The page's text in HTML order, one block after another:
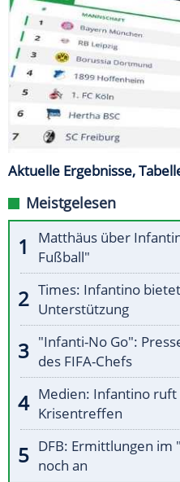
Aktuelle Ergebnisse,
Meistgelesen
Matthäus über
Fußball"
Times: Infantino
Unterstützung
"Infanti-No Go":
des FIFA-Chefs
Medien: Infantino ruft
Krisentreffen
DFB: Ermittlungen im
noch an